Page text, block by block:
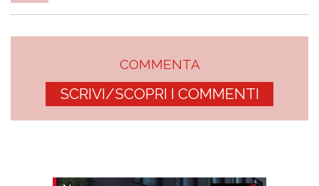
COMMENTA
SCRIVI/SCOPRI I COMMENTI